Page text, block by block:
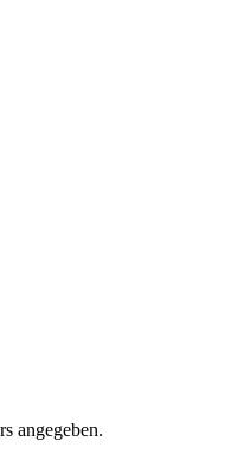
angegeben.